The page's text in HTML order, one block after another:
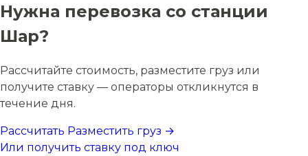
Нужна перевозка со станции
Шар?
Рассчитайте стоимость, разместите груз или
получите ставку — операторы откликнутся в
течение дня.
Рассчитать Разместить груз →
Или получить ставку под ключ